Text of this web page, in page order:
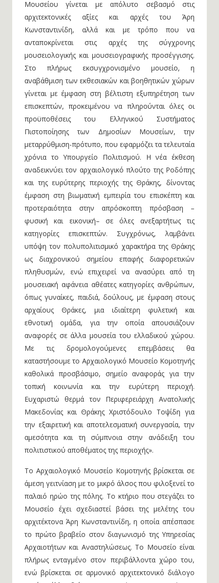
αρχιτεκτονικές αξίες και αρχές του Άρη
Κωνσταντινίδη, αλλά και με τρόπο που να
ανταποκρίνεται στις αρχές της σύγχρονης
μουσειολογικής και μουσειογραφικής προσέγγισης.
Στο πλήρως εκσυγχρονισμένο μουσείο, η
αναβάθμιση των εκθεσιακών και βοηθητικών χώρων
γίνεται με έμφαση στη βέλτιστη εξυπηρέτηση των
επισκεπτών, προκειμένου να πληρούνται όλες οι
προϋποθέσεις του Ελληνικού Συστήματος
Πιστοποίησης των Δημοσίων Μουσείων, την
μεταρρύθμιση-πρότυπο, που εφαρμόζει τα τελευταία
χρόνια το Υπουργείο Πολιτισμού. Η νέα έκθεση
αναδεικνύει τον αρχαιολογικό πλούτο της Ροδόπης
και της ευρύτερης περιοχής της Θράκης, δίνοντας
έμφαση στη βιωματική εμπειρία του επισκέπτη και
προτεραιότητα στην απρόσκοπτη πρόσβαση –
φυσική και εικονική– σε όλες ανεξαρτήτως τις
κατηγορίες επισκεπτών. Συγχρόνως, λαμβάνει
υπόψη τον πολυπολιτισμικό χαρακτήρα της Θράκης
ως διαχρονικού σημείου επαφής διαφορετικών
πληθυσμών, ενώ επιχειρεί να ανασύρει από τη
μουσειακή αφάνεια αθέατες κατηγορίες ανθρώπων,
όπως γυναίκες, παιδιά, δούλους, με έμφαση στους
αρχαίους Θράκες, μια ιδιαίτερη φυλετική και
εθνοτική ομάδα, για την οποία απουσιάζουν
αναφορές σε άλλα μουσεία του ελλαδικού χώρου.
Με τις δρομολογούμενες επεμβάσεις θα
καταστήσουμε το Αρχαιολογικό Μουσείο Κομοτηνής
καθολικά προσβάσιμο, σημείο αναφοράς για την
τοπική κοινωνία και την ευρύτερη περιοχή.
Ευχαριστώ θερμά τον Περιφερειάρχη Ανατολικής
Μακεδονίας και Θράκης Χριστόδουλο Τοψίδη για
την εξαιρετική και αποτελεσματική συνεργασία, την
αμεσότητα και τη σύμπνοια στην ανάδειξη του
πολιτιστικού αποθέματος της περιοχής».
άμεση γειτνίαση με το μικρό άλσος που φιλοξενεί το
παλαιό ηρώο της πόλης. Το κτήριο που στεγάζει το
Μουσείο έχει σχεδιαστεί βάσει της μελέτης του
αρχιτέκτονα Άρη Κωνσταντινίδη, η οποία απέσπασε
το πρώτο βραβείο στον διαγωνισμό της Υπηρεσίας
Αρχαιοτήτων και Αναστηλώσεως. Το Μουσείο είναι
πλήρως ενταγμένο στον περιβάλλοντα χώρο του,
ενώ βρίσκεται σε αρμονικό αρχιτεκτονικό διάλογο
με ένα άλλο δείγμα νεωτερικής αρχιτεκτονικής, το